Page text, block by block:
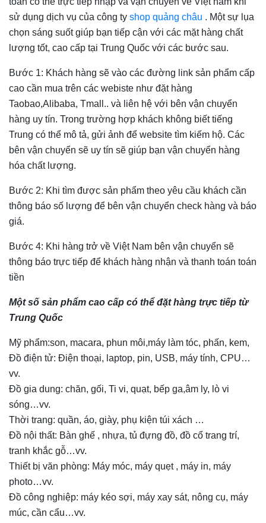
sử dụng dịch vụ của công ty shop quảng châu . Một sự lụa
chọn sáng suốt giúp bạn tiếp cận với các mặt hàng chất
lượng tốt, cao cấp tại Trung Quốc với các bước sau.
Bước 1: Khách hàng sẽ vào các đường link sản phẩm cấp
cao cần mua trên các webiste như đặt hàng
Taobao,Alibaba, Tmall.. và liên hệ với bên vận chuyển
hàng uy tín. Trong trường hợp khách không biết tiếng
Trung có thể mô tả, gửi ảnh để website tìm kiếm hộ. Các
bên vận chuyển sẽ uy tín sẽ giúp bạn vận chuyển hàng
hóa chất lượng.
Bước 2: Khi tìm được sản phẩm theo yêu cầu khách cần
thông báo số lượng để bên vận chuyển check hàng và báo
giá.
Bước 4: Khi hàng trở về Việt Nam bên vận chuyển sẽ
thông báo trực tiếp để khách hàng nhận và thanh toán toán
tiền
Một số sản phẩm cao cấp có thể đặt hàng trực tiếp từ
Trung Quốc
Mỹ phẩm:son, macara, phun môi,máy làm tóc, phấn, kem,
Đồ điện tử: Điện thoại, laptop, pin, USB, máy tính, CPU…
vv.
Đồ gia dung: chăn, gối, Ti vi, quạt, bếp ga,âm ly, lò vi
sóng…vv.
Thời trang: quần, áo, giày, phụ kiện túi xách …
Đồ nội thất: Bàn ghế , nhựa, tủ đựng đồ, đồ cổ trang trí,
tranh khắc gỗ…vv.
Thiết bị văn phòng: Máy móc, máy quẹt , máy in, máy
photo…vv.
Đồ công nghiệp: máy kéo sợi, máy xay sát, nông cụ, máy
múc, cần cẩu…vv.